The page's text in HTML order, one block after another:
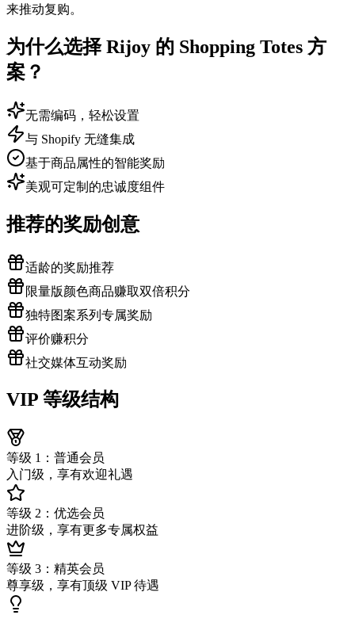
来推动复购。
为什么选择 Rijoy 的 Shopping Totes 方
案？
无需编码，轻松设置
与 Shopify 无缝集成
基于商品属性的智能奖励
美观可定制的忠诚度组件
推荐的奖励创意
适龄的奖励推荐
限量版颜色商品赚取双倍积分
独特图案系列专属奖励
评价赚积分
社交媒体互动奖励
VIP 等级结构
等级 1：普通会员
入门级，享有欢迎礼遇
等级 2：优选会员
进阶级，享有更多专属权益
等级 3：精英会员
尊享级，享有顶级 VIP 待遇